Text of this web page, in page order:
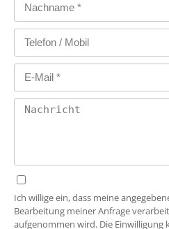
Ich willige ein, dass meine
Bearbeitung meiner Anfrage
aufgenommen wird. Die Einwilligung